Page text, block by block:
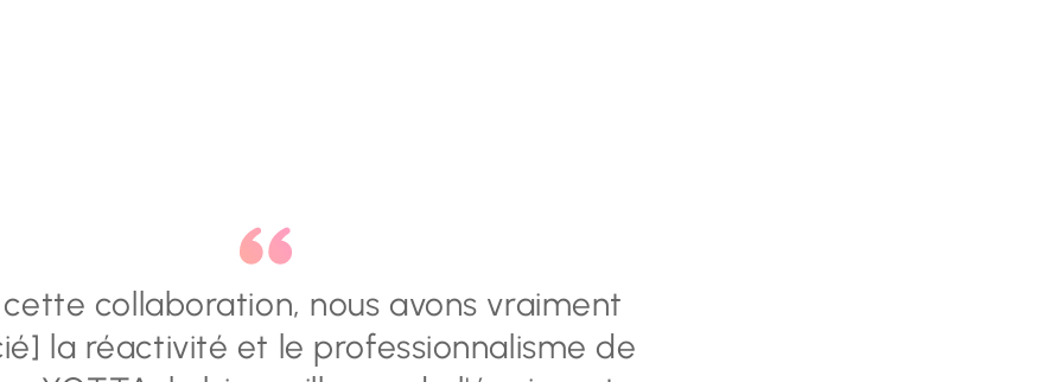
collaboration, nous avons vraiment
la réactivité et le professionnalisme de